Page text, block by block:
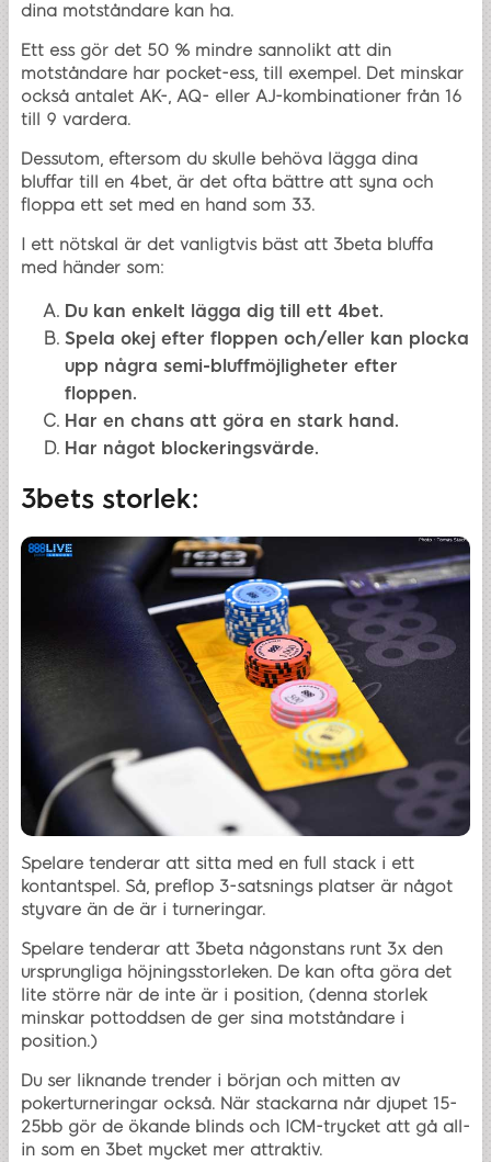
dina motståndare kan ha.
Ett ess gör det 50 % mindre sannolikt att din
motståndare har pocket-ess, till exempel. Det minskar
också antalet AK-, AQ- eller AJ-kombinationer från 16
till 9 vardera.
Dessutom, eftersom du skulle behöva lägga dina
bluffar till en 4bet, är det ofta bättre att syna och
floppa ett set med en hand som 33.
I ett nötskal är det vanligtvis bäst att 3beta bluffa
med händer som:
Du kan enkelt lägga dig till ett 4bet.
Spela okej efter floppen och/eller kan plocka
upp några semi-bluffmöjligheter efter
floppen.
Har en chans att göra en stark hand.
Har något blockeringsvärde.
3bets storlek:
Spelare tenderar att sitta med en full stack i ett
kontantspel. Så, preflop 3-satsnings platser är något
styvare än de är i turneringar.
Spelare tenderar att 3beta någonstans runt 3x den
ursprungliga höjningsstorleken. De kan ofta göra det
lite större när de inte är i position, (denna storlek
minskar pottoddsen de ger sina motståndare i
position.)
Du ser liknande trender i början och mitten av
pokerturneringar också. När stackarna når djupet 15-
25bb gör de ökande blinds och ICM-trycket att gå all-
in som en 3bet mycket mer attraktiv.